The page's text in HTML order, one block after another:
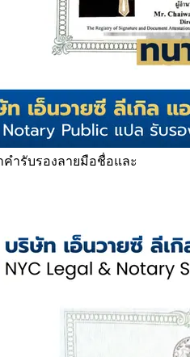
ำรับรองลายมือชื่อและ